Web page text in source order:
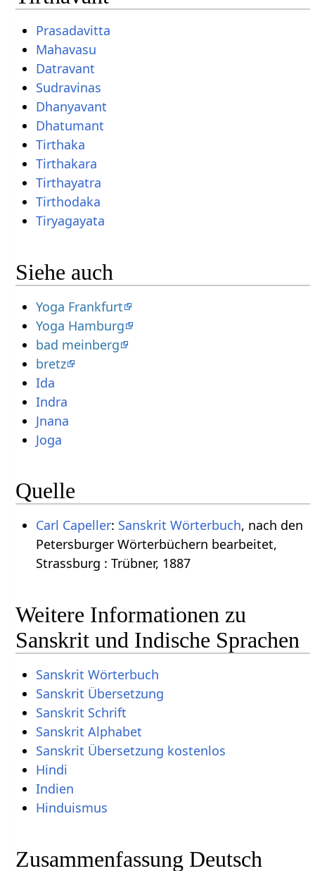
Prasadavitta
Mahavasu
Datravant
Sudravinas
Dhanyavant
Dhatumant
Tirthaka
Tirthakara
Tirthayatra
Tirthodaka
Tiryagayata
Siehe auch
Yoga Frankfurt
Yoga Hamburg
bad meinberg
bretz
Ida
Indra
Jnana
Joga
Quelle
Carl Capeller: Sanskrit Wörterbuch, nach den
Petersburger Wörterbüchern bearbeitet,
Strassburg : Trübner, 1887
Weitere Informationen zu
Sanskrit und Indische Sprachen
Sanskrit Wörterbuch
Sanskrit Übersetzung
Sanskrit Schrift
Sanskrit Alphabet
Sanskrit Übersetzung kostenlos
Hindi
Indien
Hinduismus
Zusammenfassung Deutsch